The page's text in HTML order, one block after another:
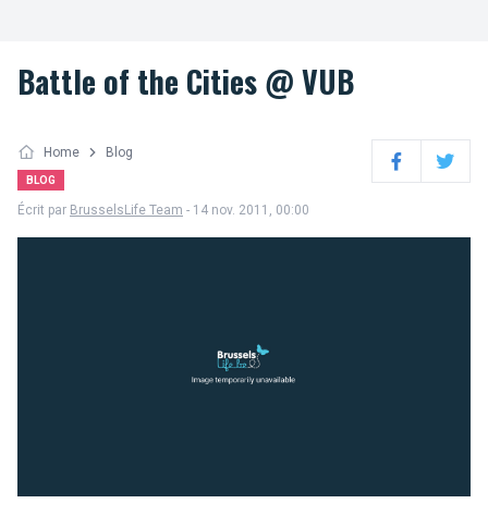
Battle of the Cities @ VUB
Home Blog
BLOG FacebookTwitter
Écrit par BrusselsLife Team - 14 nov. 2011, 00:00